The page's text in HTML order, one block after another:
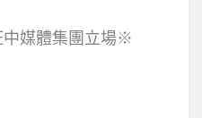
媒體集團立場※